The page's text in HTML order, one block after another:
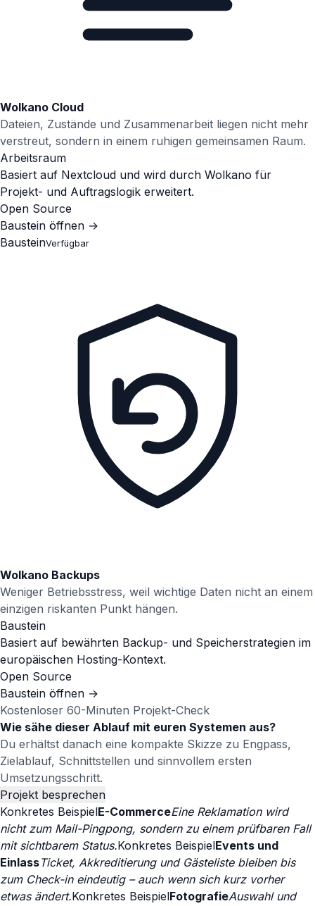
Wolkano Cloud
Dateien, Zustände und Zusammenarbeit liegen nicht mehr
verstreut, sondern in einem ruhigen gemeinsamen Raum.
Arbeitsraum
Basiert auf Nextcloud und wird durch Wolkano für
Projekt- und Auftragslogik erweitert.
Open Source
Baustein öffnen →
BausteinVerfügbar
Wolkano Backups
Weniger Betriebsstress, weil wichtige Daten nicht an einem
einzigen riskanten Punkt hängen.
Baustein
Basiert auf bewährten Backup- und Speicherstrategien im
europäischen Hosting-Kontext.
Open Source
Baustein öffnen →
Kostenloser 60-Minuten Projekt-Check
Wie sähe dieser Ablauf mit euren Systemen aus?
Du erhältst danach eine kompakte Skizze zu Engpass,
Zielablauf, Schnittstellen und sinnvollem ersten
Umsetzungsschritt.
Projekt besprechen
Konkretes BeispielE-CommerceEine Reklamation wird
nicht zum Mail-Pingpong, sondern zu einem prüfbaren Fall
mit sichtbarem Status.Konkretes BeispielEvents und
EinlassTicket, Akkreditierung und Gästeliste bleiben bis
zum Check-in eindeutig – auch wenn sich kurz vorher
etwas ändert.Konkretes BeispielFotografieAuswahl und